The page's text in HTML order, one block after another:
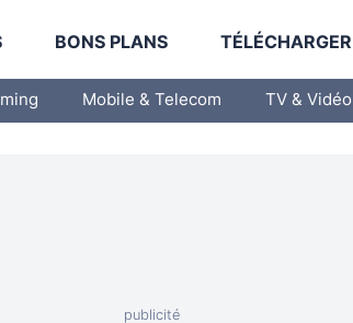
BONS PLANS TÉLÉCHARGER
Mobile & Telecom TV & Vidéo